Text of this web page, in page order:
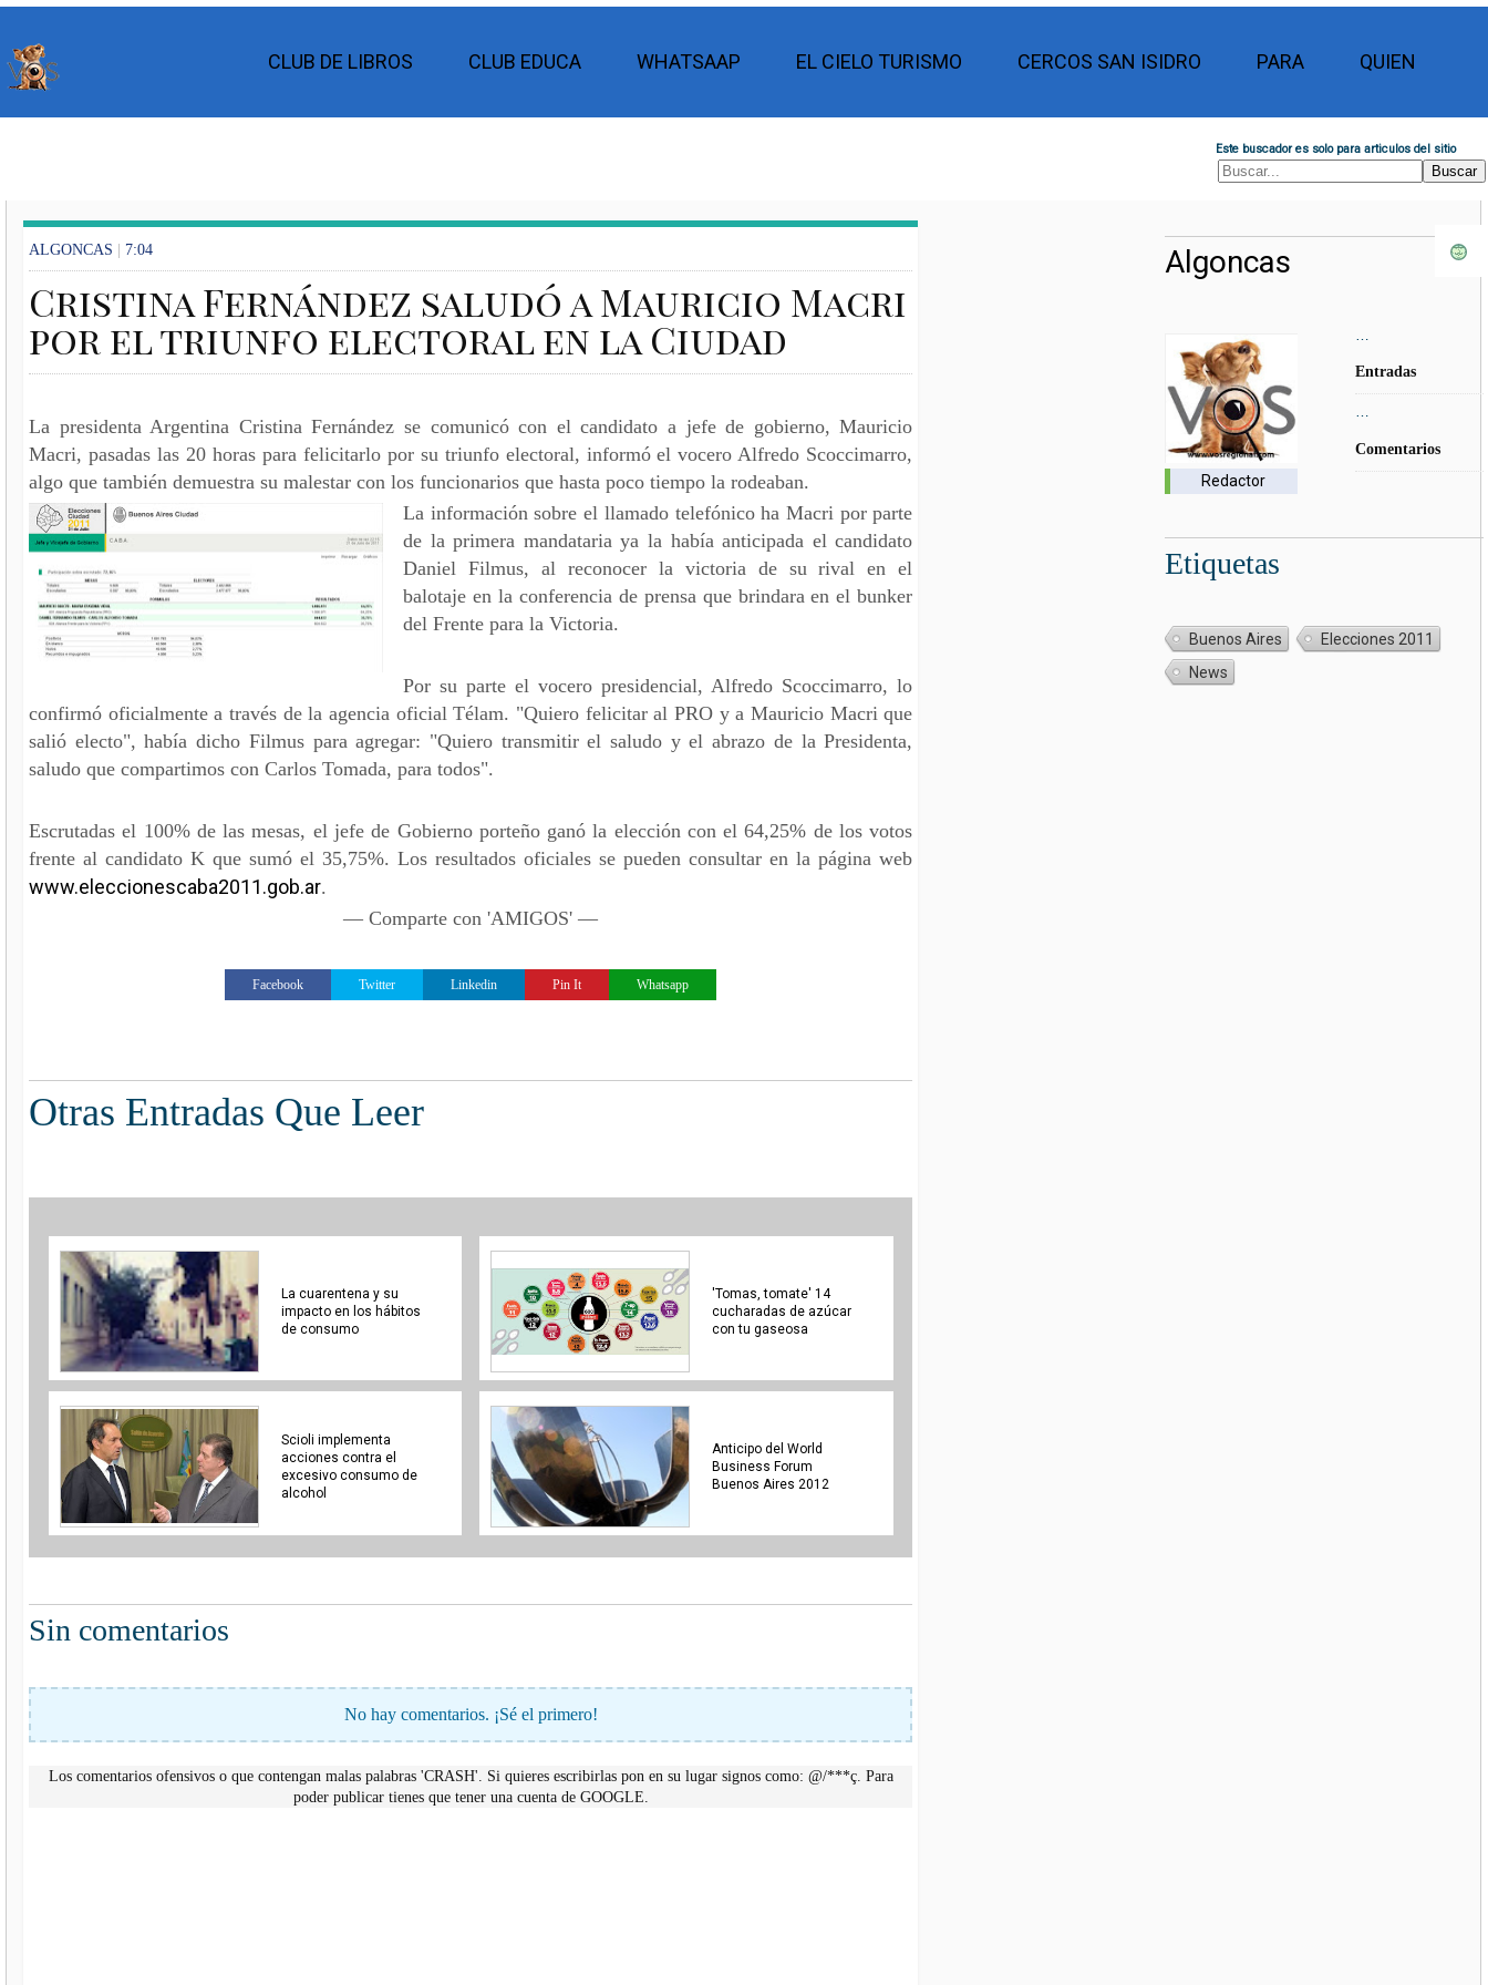
CLUB DE LIBROS CLUB EDUCA WHATSAAP EL CIELO TURISMO CERCOS SAN ISIDRO PARA QUIEN
Este buscador es solo para articulos del sitio
ALGONCAS | 7:04
Cristina Fernández saludó a Mauricio Macri
por el triunfo electoral en la Ciudad
La presidenta Argentina Cristina Fernández se comunicó con el candidato a jefe de gobierno, Mauricio
Macri, pasadas las 20 horas para felicitarlo por su triunfo electoral, informó el vocero Alfredo Scoccimarro,
algo que también demuestra su malestar con los funcionarios que hasta poco tiempo la rodeaban.
La información sobre el llamado telefónico ha Macri por parte
de la primera mandataria ya la había anticipada el candidato
Daniel Filmus, al reconocer la victoria de su rival en el
balotaje en la conferencia de prensa que brindara en el bunker
del Frente para la Victoria.
Por su parte el vocero presidencial, Alfredo Scoccimarro, lo
confirmó oficialmente a través de la agencia oficial Télam. "Quiero felicitar al PRO y a Mauricio Macri que
salió electo", había dicho Filmus para agregar: "Quiero transmitir el saludo y el abrazo de la Presidenta,
saludo que compartimos con Carlos Tomada, para todos".
Escrutadas el 100% de las mesas, el jefe de Gobierno porteño ganó la elección con el 64,25% de los votos
frente al candidato K que sumó el 35,75%. Los resultados oficiales se pueden consultar en la página web
www.eleccionescaba2011.gob.ar.
— Comparte con 'AMIGOS' —
Facebook Twitter Linkedin Pin It Whatsapp
Otras Entradas Que Leer
La cuarentena y su
impacto en los hábitos
de consumo
'Tomas, tomate' 14
cucharadas de azúcar
con tu gaseosa
Scioli implementa
acciones contra el
excesivo consumo de
alcohol
Anticipo del World
Business Forum
Buenos Aires 2012
Sin comentarios
No hay comentarios. ¡Sé el primero!
Los comentarios ofensivos o que contengan malas palabras 'CRASH'. Si quieres escribirlas pon en su lugar signos como: @/***ç. Para
poder publicar tienes que tener una cuenta de GOOGLE.
Algoncas
Redactor
Entradas
…
Comentarios
Etiquetas
Buenos Aires
Elecciones 2011
News